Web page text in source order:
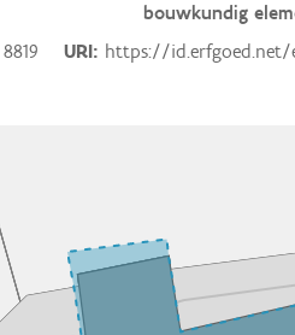
bouwkundig
8819 URI https://id.erfgoed.net/